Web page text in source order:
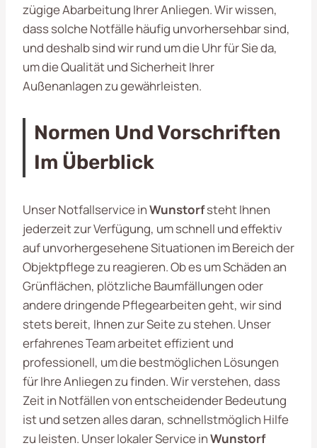
zügige Abarbeitung Ihrer Anliegen. Wir wissen,
dass solche Notfälle häufig unvorhersehbar sind,
und deshalb sind wir rund um die Uhr für Sie da,
um die Qualität und Sicherheit Ihrer
Außenanlagen zu gewährleisten.
Normen Und Vorschriften
Im Überblick
Unser Notfallservice inWunstorfsteht Ihnen
jederzeit zur Verfügung, um schnell und effektiv
auf unvorhergesehene Situationen im Bereich der
Objektpflege zu reagieren. Ob es um Schäden an
Grünflächen, plötzliche Baumfällungen oder
andere dringende Pflegearbeiten geht, wir sind
stets bereit, Ihnen zur Seite zu stehen. Unser
erfahrenes Team arbeitet effizient und
professionell, um die bestmöglichen Lösungen
für Ihre Anliegen zu finden. Wir verstehen, dass
Zeit in Notfällen von entscheidender Bedeutung
ist und setzen alles daran, schnellstmöglich Hilfe
zu leisten. Unser lokaler Service inWunstorf